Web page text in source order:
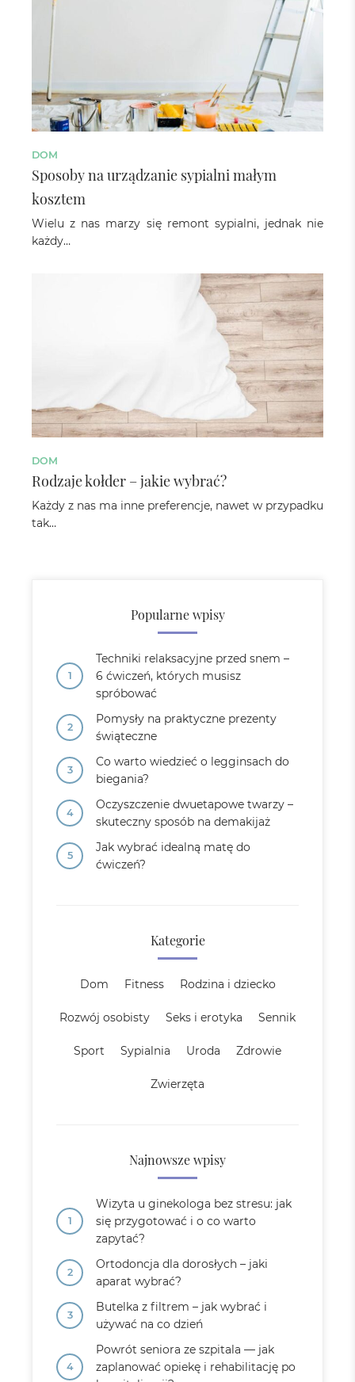
DOM
Sposoby na urządzanie sypialni małym
kosztem
Wielu z nas marzy się remont sypialni, jednak nie
każdy…
DOM
Rodzaje kołder – jakie wybrać?
Każdy z nas ma inne preferencje, nawet w przypadku
tak…
Popularne wpisy
Techniki relaksacyjne przed snem –
6 ćwiczeń, których musisz
spróbować
Pomysły na praktyczne prezenty
świąteczne
Co warto wiedzieć o legginsach do
biegania?
Oczyszczenie dwuetapowe twarzy –
skuteczny sposób na demakijaż
Jak wybrać idealną matę do
ćwiczeń?
Kategorie
Dom Fitness Rodzina i dziecko
Rozwój osobisty Seks i erotyka Sennik
Sport Sypialnia Uroda Zdrowie
Zwierzęta
Najnowsze wpisy
Wizyta u ginekologa bez stresu: jak
się przygotować i o co warto
zapytać?
Ortodoncja dla dorosłych – jaki
aparat wybrać?
Butelka z filtrem – jak wybrać i
używać na co dzień
Powrót seniora ze szpitala — jak
zaplanować opiekę i rehabilitację po